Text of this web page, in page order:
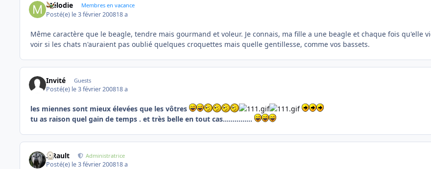
Mélodie Membres en vacance
Posté(e) le 3 février 200818 a
Même caractère que le beagle, tendre mais gourmand et voleur. Je connais, ma fille a une beagle et chaque fois qu'elle
voir si les chats n'auraient pas oublié quelques croquettes mais quelle gentillesse, comme vos bassets.
Invité Guests
Posté(e) le 3 février 200818 a
les miennes sont mieux élevées que les vôtres
tu as raison quel gain de temps . et très belle en tout cas...............
S.Rault Administratrice
Posté(e) le 3 février 200818 a